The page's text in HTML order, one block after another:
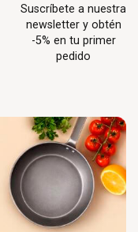
Suscríbete a nuestra
newsletter y obtén
-5% en tu primer
pedido